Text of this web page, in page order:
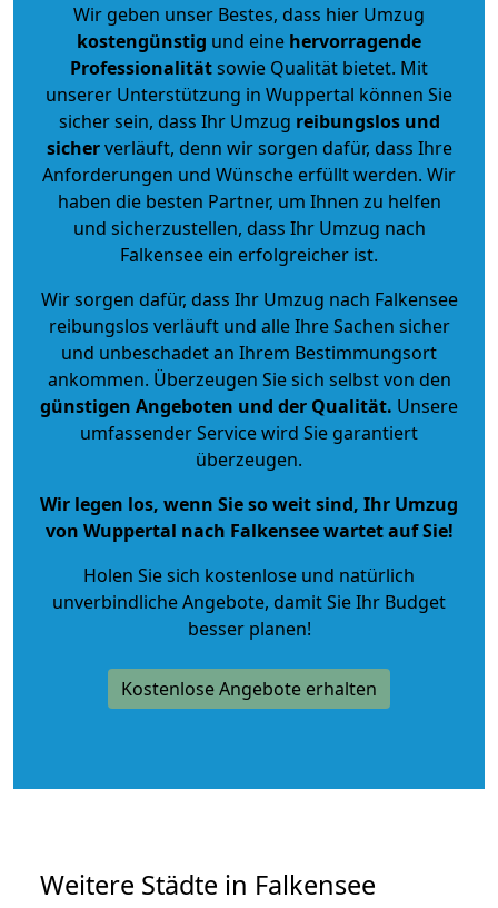
Wir geben unser Bestes, dass hier Umzug
kostengünstig und eine hervorragende
Professionalitätsowie Qualität bietet. Mit
unserer Unterstützung in Wuppertal können Sie
sicher sein, dass Ihr Umzug reibungslos und
sicherverläuft, denn wir sorgen dafür, dass Ihre
Anforderungen und Wünsche erfüllt werden. Wir
haben die besten Partner, um Ihnen zu helfen
und sicherzustellen, dass Ihr Umzug nach
Falkensee ein erfolgreicher ist.
Wir sorgen dafür, dass Ihr Umzug nach Falkensee
reibungslos verläuft und alle Ihre Sachen sicher
und unbeschadet an Ihrem Bestimmungsort
ankommen. Überzeugen Sie sich selbst von den
günstigen Angeboten und der Qualität. Unsere
umfassender Service wird Sie garantiert
überzeugen.
Wir legen los, wenn Sie so weit sind, Ihr Umzug
von Wuppertal nach Falkensee wartet auf Sie!
Holen Sie sich kostenlose und natürlich
unverbindliche Angebote, damit Sie Ihr Budget
besser planen!
Kostenlose Angebote erhalten
Weitere Städte in Falkensee